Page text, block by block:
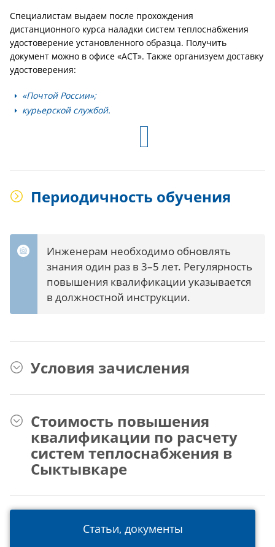
Статьи, документы
Специалистам выдаем после прохождения
дистанционного курса наладки систем теплоснабжения
удостоверение установленного образца. Получить
документ можно в офисе «АСТ». Также организуем доставку
удостоверения:
«Почтой России»;
курьерской службой.
Периодичность обучения
Инженерам необходимо обновлять
знания один раз в 3–5 лет. Регулярность
повышения квалификации указывается
в должностной инструкции.
Условия зачисления
Стоимость повышения
квалификации по расчету
систем теплоснабжения в
Сыктывкаре